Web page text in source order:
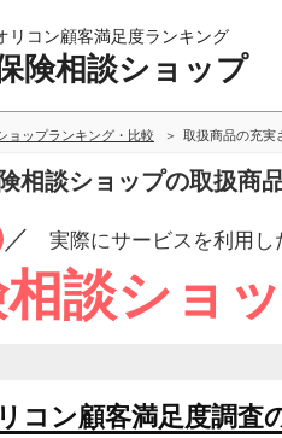
リコン顧客満足度ランキング
険相談ショップ
ョップランキング・比較 取扱商品の充実
険相談ショップの取扱商
／ 実際にサービスを利用し
談ショ
コン顧客満足度調査